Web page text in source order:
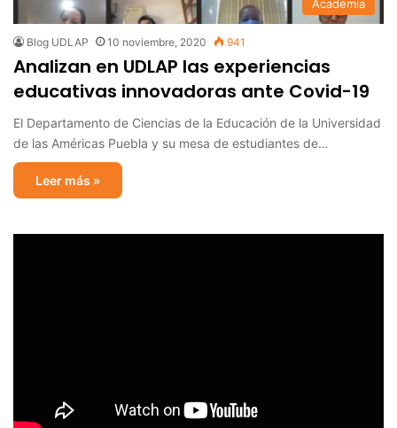
Academia
Blog UDLAP 10 noviembre, 2020 941
Analizan en UDLAP las experiencias
educativas innovadoras ante Covid-19
El Departamento de Ciencias de la Educación de la Universidad
de las Américas Puebla y su mesa de estudiantes de…
Leer más »